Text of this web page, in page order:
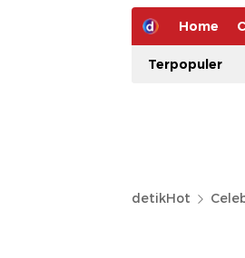
Home
Terpopuler
detikHot